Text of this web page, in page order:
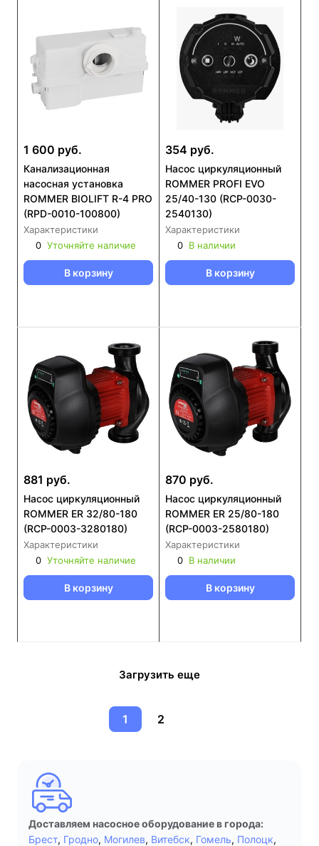
1 600 руб.
Канализационная
насосная установка
ROMMER BIOLIFT R-4 PRO
(RPD-0010-100800)
Характеристики
0 Уточняйте наличие
В корзину
354 руб.
Насос циркуляционный
ROMMER PROFI EVO
25/40-130 (RCP-0030-
2540130)
Характеристики
0 В наличии
В корзину
881 руб.
Насос циркуляционный
ROMMER ER 32/80-180
(RCP-0003-3280180)
Характеристики
0 Уточняйте наличие
В корзину
870 руб.
Насос циркуляционный
ROMMER ER 25/80-180
(RCP-0003-2580180)
Характеристики
0 В наличии
В корзину
Загрузить еще
1 2
Доставляем насосное оборудование в города:
Брест, Гродно, Могилев, Витебск, Гомель, Полоцк,